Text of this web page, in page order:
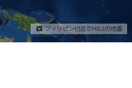
フィリピン付近でM8.2の地震